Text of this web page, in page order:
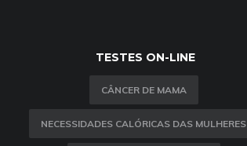
TESTES ON-LINE
CÂNCER DE MAMA
NECESSIDADES CALÓRICAS DAS MULHERES